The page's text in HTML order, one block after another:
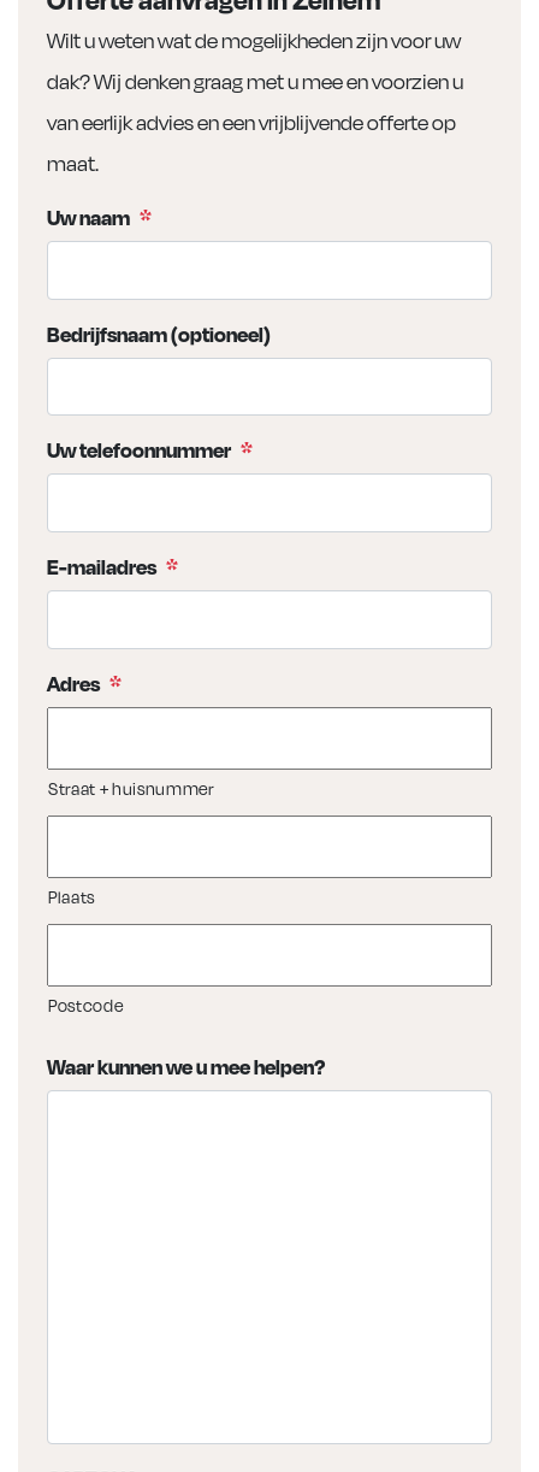
Wilt u weten wat de mogelijkheden zijn voor uw
dak? Wij denken graag met u mee en voorzien u
van eerlijk advies en een vrijblijvende offerte op
maat.
Uw naam *
Bedrijfsnaam (optioneel)
Uw telefoonnummer *
E-mailadres *
Adres *
Straat + huisnummer
Plaats
Postcode
Waar kunnen we u mee helpen?